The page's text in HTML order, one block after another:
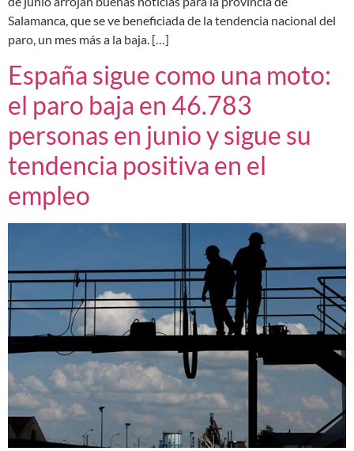
Salamanca, que se ve beneficiada de la tendencia nacional del
paro, un mes más a la baja. […]
España sigue como una moto:
el paro baja en 46.783
personas en junio y sigue su
tendencia positiva en el
empleo